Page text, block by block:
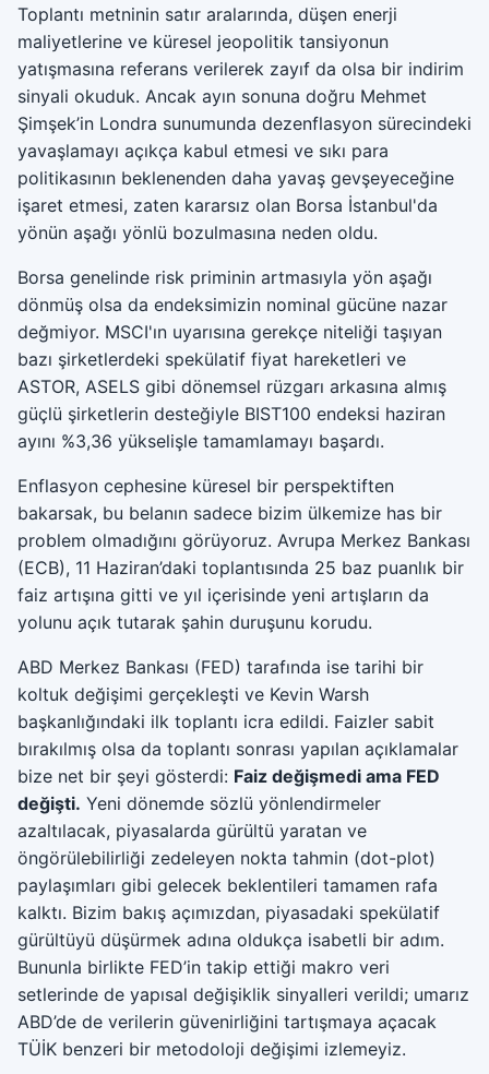
Toplantı metninin satır aralarında, düşen enerji
maliyetlerine ve küresel jeopolitik tansiyonun
yatışmasına referans verilerek zayıf da olsa bir indirim
sinyali okuduk. Ancak ayın sonuna doğru Mehmet
Şimşek’in Londra sunumunda dezenflasyon sürecindeki
yavaşlamayı açıkça kabul etmesi ve sıkı para
politikasının beklenenden daha yavaş gevşeyeceğine
işaret etmesi, zaten kararsız olan Borsa İstanbul'da
yönün aşağı yönlü bozulmasına neden oldu.
Borsa genelinde risk priminin artmasıyla yön aşağı
dönmüş olsa da endeksimizin nominal gücüne nazar
değmiyor. MSCI'ın uyarısına gerekçe niteliği taşıyan
bazı şirketlerdeki spekülatif fiyat hareketleri ve
ASTOR, ASELS gibi dönemsel rüzgarı arkasına almış
güçlü şirketlerin desteğiyle BIST100 endeksi haziran
ayını %3,36 yükselişle tamamlamayı başardı.
Enflasyon cephesine küresel bir perspektiften
bakarsak, bu belanın sadece bizim ülkemize has bir
problem olmadığını görüyoruz. Avrupa Merkez Bankası
(ECB), 11 Haziran’daki toplantısında 25 baz puanlık bir
faiz artışına gitti ve yıl içerisinde yeni artışların da
yolunu açık tutarak şahin duruşunu korudu.
ABD Merkez Bankası (FED) tarafında ise tarihi bir
koltuk değişimi gerçekleşti ve Kevin Warsh
başkanlığındaki ilk toplantı icra edildi. Faizler sabit
bırakılmış olsa da toplantı sonrası yapılan açıklamalar
bize net bir şeyi gösterdi: Faiz değişmedi ama FED
değişti. Yeni dönemde sözlü yönlendirmeler
azaltılacak, piyasalarda gürültü yaratan ve
öngörülebilirliği zedeleyen nokta tahmin (dot-plot)
paylaşımları gibi gelecek beklentileri tamamen rafa
kalktı. Bizim bakış açımızdan, piyasadaki spekülatif
gürültüyü düşürmek adına oldukça isabetli bir adım.
Bununla birlikte FED’in takip ettiği makro veri
setlerinde de yapısal değişiklik sinyalleri verildi; umarız
ABD’de de verilerin güvenirliğini tartışmaya açacak
TÜİK benzeri bir metodoloji değişimi izlemeyiz.